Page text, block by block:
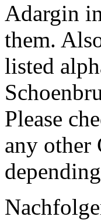
Adargin
them.
listed
Please
any other